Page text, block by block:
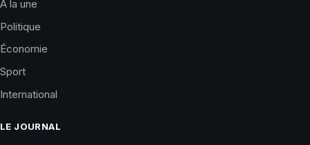
À la une
Politique
Économie
Sport
International
LE JOURNAL